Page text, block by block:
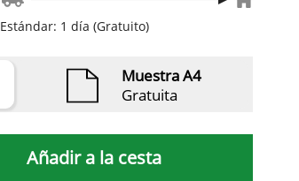
Estándar: 1 día (Gratuito)
Muestra A4
Gratuita
Añadir a la cesta